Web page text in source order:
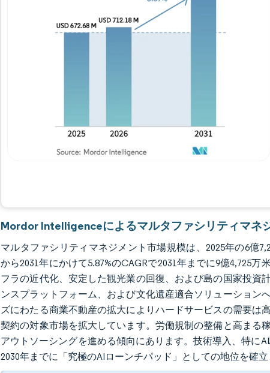
画像 © Mordor Intelligence。再利用には
Mordor Intelligenceによるマルタファシリティマネ
マルタファシリティマネジメント市場規模は、2025年の6億
から2031年にかけて5.87%のCAGRで2031年までに9億4,725
フラの近代化、安定した観光業の回復、および島の国家投資
ンスプラットフォーム、および文化遺産適合ソリューショ
ズにわたる商業不動産の拡大によりハードサービスの需要
契約の対象市場を拡大しています。労働規制の整備と高まる
アウトソーシングを進める傾向にあります。技術導入、特に
2030年までに「究極のAIローンチパッド」としての地位を確